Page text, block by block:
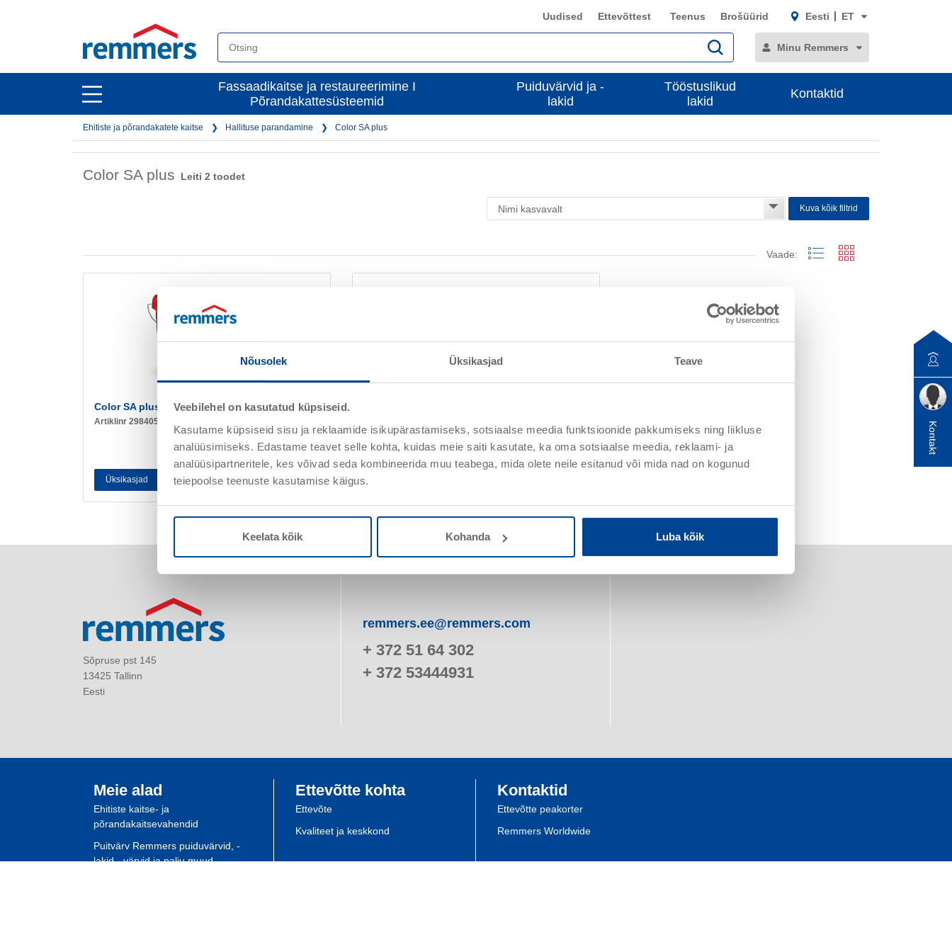
Nõusolek Üksikasjad Teave
Veebilehel on kasutatud küpsiseid.
Kasutame küpsiseid sisu ja reklaamide isikupärastamiseks, sotsiaalse meedia funktsioonide pakkumiseks ning liikluse
analüüsimiseks. Edastame teavet selle kohta, kuidas meie saiti kasutate, ka oma sotsiaalse meedia, reklaami- ja
analüüsipartneritele, kes võivad seda kombineerida muu teabega, mida olete neile esitanud või mida nad on kogunud
teiepoolse teenuste kasutamise käigus.
Keelata kõik Kohanda Luba kõik
open
main
navigation
Uudised Ettevõttest Teenus Brošüürid Eesti ET
Minu Remmers
open
main
navigation
Fassaadikaitse ja restaureerimine I
Põrandakattesüsteemid
Puiduvärvid ja -
lakid
Tööstuslikud
lakid
Kontaktid
Ehitiste ja põrandakatete kaitse Hallituse parandamine Color SA plus
Color SA plus Leiti 2 toodet
Kuva kõik filtrid
Vaade:
Color SA plus
Artiklinr 298405
Üksikasjad
Vesine tugevdava ja hüdrofobiseeriva toimega sügavkrunt
Sõpruse pst 145
13425 Tallinn
Eesti
remmers.ee@remmers.com
+ 372 51 64 302
+ 372 53444931
Meie alad
Ehitiste kaitse- ja
põrandakaitsevahendid
Puitvärv Remmers puiduvärvid, -
lakid, -värvid ja palju muud
Ettevõtte kohta
Ettevõte
Kvaliteet ja keskkond
Kontaktid
Ettevõtte peakorter
Remmers Worldwide
Kontakt